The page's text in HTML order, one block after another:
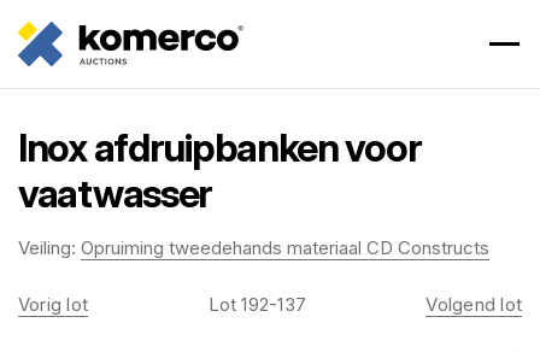
Inox afdruipbanken voor
vaatwasser
Veiling: Opruiming tweedehands materiaal CD Constructs
Vorig lot Lot 192-137 Volgend lot